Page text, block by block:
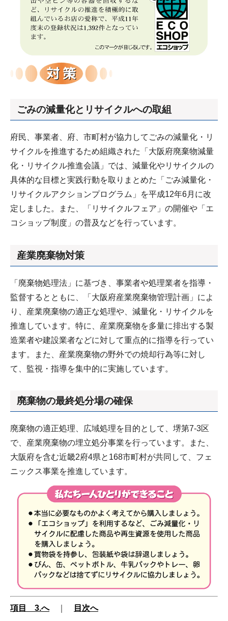
ごみの減量化とリサイクルへの取組
府民、事業者、府、市町村が協力してごみの減量化・リ
サイクルを推進するため組織された「大阪府廃棄物減量
化・リサイクル推進会議」では、減量化やリサイクルの
具体的な目標と実践行動を取りまとめた「ごみ減量化・
リサイクルアクションプログラム」を平成12年6月に改
定しました。また、「リサイクルフェア」の開催や「エ
コショップ制度」の普及などを行っています。
産業廃棄物対策
「廃棄物処理法」に基づき、事業者や処理業者を指導・
監督するとともに、「大阪府産業廃棄物管理計画」によ
り、産業廃棄物の適正な処理や、減量化・リサイクルを
推進しています。特に、産業廃棄物を多量に排出する製
造業者や建設業者などに対して重点的に指導を行ってい
ます。また、産業廃棄物の野外での焼却行為等に対し
て、監視・指導を集中的に実施しています。
廃棄物の最終処分場の確保
廃棄物の適正処理、広域処理を目的として、堺第7-3区
で、産業廃棄物の埋立処分事業を行っています。また、
大阪府を含む近畿2府4県と168市町村が共同して、フェ
ニックス事業を推進しています。
項目 3.へ｜ 目次へ